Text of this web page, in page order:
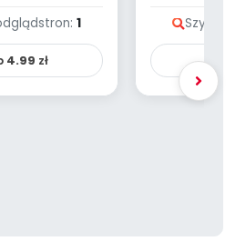
stron: 1
4.99 zł
Szybki